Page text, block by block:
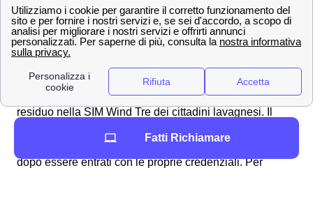
Sul sito ufficiale pagando con addebito su
conto corrente o con Paypal
Segnaliamo inoltre che è possibile attivare l'
automatico su carta
per evitare l'assillo di dover
ricaricare e tener d'occhio il livello del proprio credito
residuo nella SIM Wind Tre dei cittadini lavagnesi. Il
tramite l'app Wind-Tre accedendo alla sezione apposita
dopo essere entrati con le proprie credenziali. Per
Fatti Richiamare